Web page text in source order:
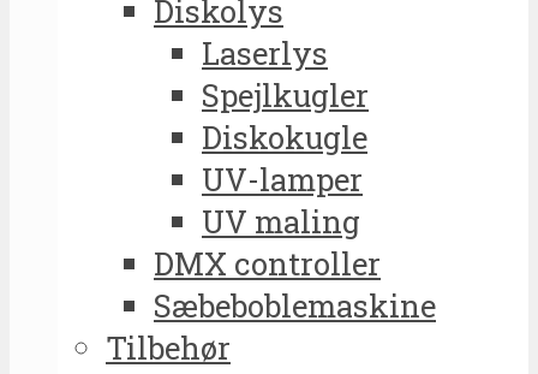
Diskolys
Laserlys
Spejlkugler
Diskokugle
UV-lamper
UV maling
DMX controller
Sæbeboblemaskine
Tilbehør